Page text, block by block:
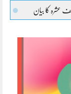
التشوف الی حقائق